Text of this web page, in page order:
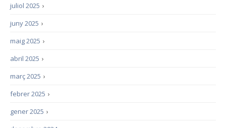
›
juliol 2025
›
juny 2025
›
maig 2025
›
abril 2025
›
març 2025
›
febrer 2025
›
gener 2025